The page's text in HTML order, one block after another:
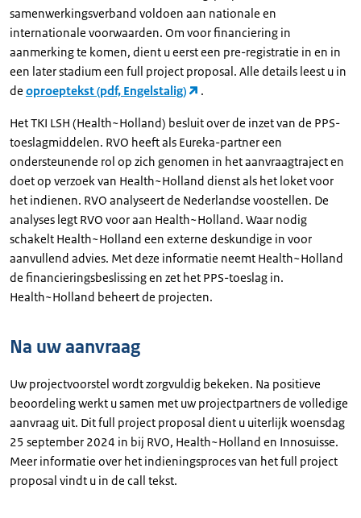
samenwerkingsverband voldoen aan nationale en
internationale voorwaarden. Om voor financiering in
aanmerking te komen, dient u eerst een pre-registratie in en in
een later stadium een full project proposal. Alle details leest u in
de oproeptekst (pdf, Engelstalig) .
Het TKI LSH (Health~Holland) besluit over de inzet van de PPS-
toeslagmiddelen. RVO heeft als Eureka-partner een
ondersteunende rol op zich genomen in het aanvraagtraject en
doet op verzoek van Health~Holland dienst als het loket voor
het indienen. RVO analyseert de Nederlandse voostellen. De
analyses legt RVO voor aan Health~Holland. Waar nodig
schakelt Health~Holland een externe deskundige in voor
aanvullend advies. Met deze informatie neemt Health~Holland
de financieringsbeslissing en zet het PPS-toeslag in.
Health~Holland beheert de projecten.
Na uw aanvraag
Uw projectvoorstel wordt zorgvuldig bekeken. Na positieve
beoordeling werkt u samen met uw projectpartners de volledige
aanvraag uit. Dit full project proposal dient u uiterlijk woensdag
25 september 2024 in bij RVO, Health~Holland en Innosuisse.
Meer informatie over het indieningsproces van het full project
proposal vindt u in de call tekst.